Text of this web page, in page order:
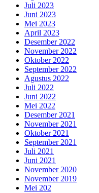
Juli 2023
Juni 2023
Mei 2023
April 2023
Desember 2022
November 2022
Oktober 2022
September 2022
Agustus 2022
Juli 2022
Juni 2022
Mei 2022
Desember 2021
November 2021
Oktober 2021
September 2021
Juli 2021
Juni 2021
November 2020
November 2019
Mei 202